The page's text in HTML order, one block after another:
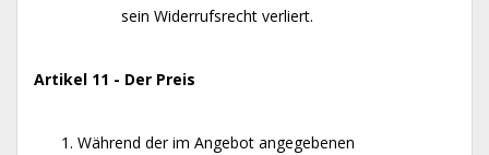
sein Widerrufsrecht verliert.
Artikel 11 - Der Preis
Während der im Angebot angegebenen